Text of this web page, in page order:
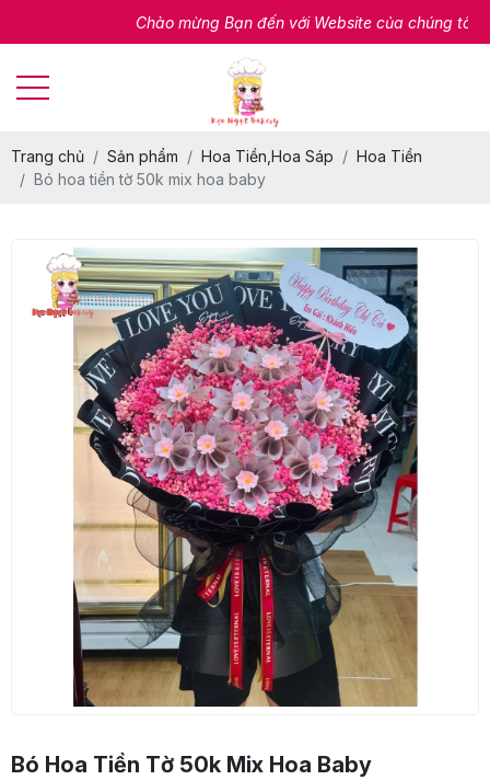
Chào mừng Bạn đến với Website của chúng tôi
Trang chủ Sản phẩm Hoa Tiền,Hoa Sáp
Hoa Tiền
Bó hoa tiền tờ 50k mix hoa baby
Bó Hoa Tiền Tờ 50k Mix Hoa Baby